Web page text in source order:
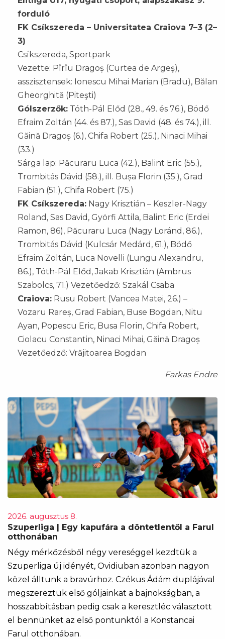
forduló
FK Csíkszereda – Universitatea Craiova 7–3 (2–
3)
Csíkszereda, Sportpark
Vezette: Pîrîu Dragoș (Curtea de Argeş),
asszisztensek: Ionescu Mihai Marian (Bradu), Bălan
Gheorghită (Piteşti)
Gólszerzők: Tóth-Pál Előd (28., 49. és 76.), Bödő
Efraim Zoltán (44. és 87.), Sas David (48. és 74.), ill.
Găină Dragoș (6.), Chifa Robert (25.), Ninaci Mihai
(33.)
Sárga lap: Păcuraru Luca (42.), Balint Eric (55.),
Trombitás Dávid (58.), ill. Bușa Florin (35.), Grad
Fabian (51.), Chifa Robert (75.)
FK Csíkszereda: Nagy Krisztián – Keszler-Nagy
Roland, Sas David, Györfi Attila, Balint Eric (Erdei
Ramon, 86), Păcuraru Luca (Nagy Loránd, 86.),
Trombitás Dávid (Kulcsár Medárd, 61.), Bödő
Efraim Zoltán, Luca Novelli (Lungu Alexandru,
86.), Tóth-Pál Előd, Jakab Krisztián (Ambrus
Szabolcs, 71.) Vezetőedző: Szakál Csaba
Craiova: Rusu Robert (Vancea Matei, 26.) –
Vozaru Rareș, Grad Fabian, Buse Bogdan, Nitu
Ayan, Popescu Eric, Busa Florin, Chifa Robert,
Ciolacu Constantin, Ninaci Mihai, Găină Dragoș
Vezetőedző: Vrăjitoarea Bogdan
Farkas Endre
2026. augusztus 8.
Szuperliga | Egy kapufára a döntetlentől a Farul
otthonában
Négy mérkőzésből négy vereséggel kezdtük a
Szuperliga új idényét, Ovidiuban azonban nagyon
közel álltunk a bravúrhoz. Czékus Ádám duplájával
megszereztük első góljainkat a bajnokságban, a
hosszabbításban pedig csak a keresztléc választott
el bennünket az első pontunktól a Konstancai
Farul otthonában.